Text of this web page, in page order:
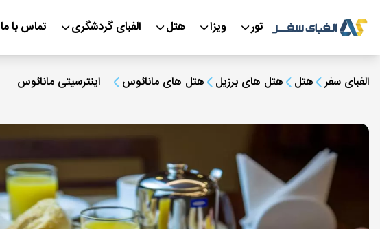
تور ویزا هتل الفبای گردشگری تماس با ما
الفبای سفر هتل هتل های برزیل هتل های مانائوس اینترسیتی مانائوس